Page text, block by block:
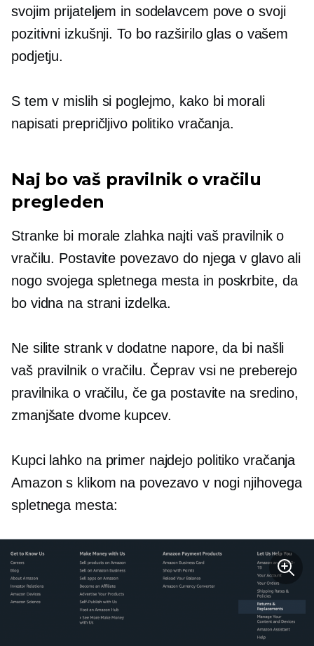
svojim prijateljem in sodelavcem pove o svoji
pozitivni izkušnji. To bo razširilo glas o vašem
podjetju.
S tem v mislih si poglejmo, kako bi morali
napisati prepričljivo politiko vračanja.
Naj bo vaš pravilnik o vračilu
pregleden
Stranke bi morale zlahka najti vaš pravilnik o
vračilu. Postavite povezavo do njega v glavo ali
nogo svojega spletnega mesta in poskrbite, da
bo vidna na strani izdelka.
Ne silite strank v dodatne napore, da bi našli
vaš pravilnik o vračilu. Čeprav vsi ne preberejo
pravilnika o vračilu, če ga postavite na sredino,
zmanjšate dvome kupcev.
Kupci lahko na primer najdejo politiko vračanja
Amazon s klikom na povezavo v nogi njihovega
spletnega mesta: